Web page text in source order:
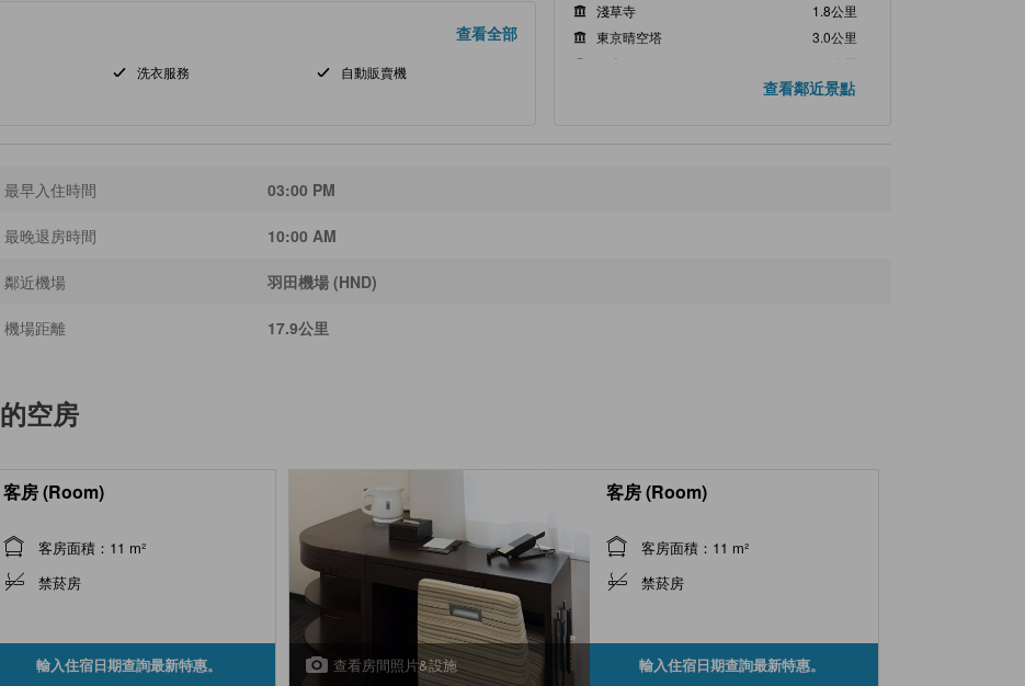
查看全部
洗衣服務
自動販賣機
淺草寺
1.8公里
東京晴空塔
3.0公里
銀座
B-Kick X
120公尺
查看鄰近景點
最早入住時間 03:00 PM
最晚退房時間 10:00 AM
鄰近機場 羽田機場 (HND)
機場距離 17.9公里
的空房
客房 (Room)
客房面積：11 m²
禁菸房
輸入住宿日期查詢最新特惠。 查看房間照片&設施
客房 (Room)
客房面積：11 m²
禁菸房
輸入住宿日期查詢最新特惠。